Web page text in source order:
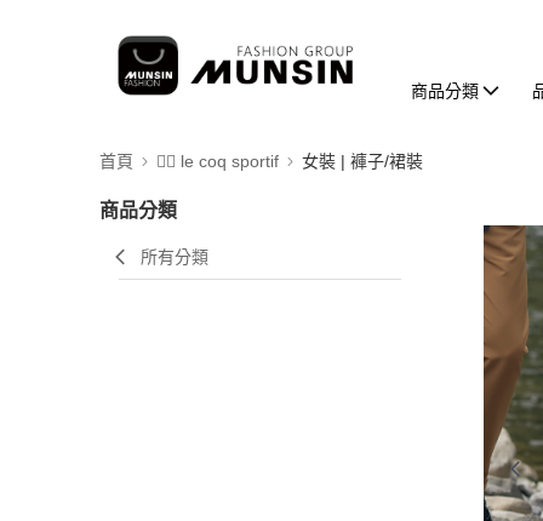
商品分類
首頁 🚴‍♂️ le coq sportif 女裝 | 褲子/裙裝
商品分類
所有分類